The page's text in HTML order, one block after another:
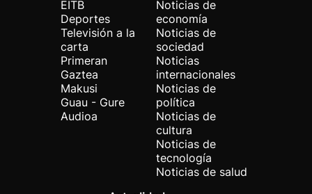
EITB
Deportes
Televisión a la
carta
Primeran
Gaztea
Makusi
Guau - Gure
Audioa
Noticias de
economía
Noticias de
sociedad
Noticias
internacionales
Noticias de
política
Noticias de
cultura
Noticias de
tecnología
Noticias de salud